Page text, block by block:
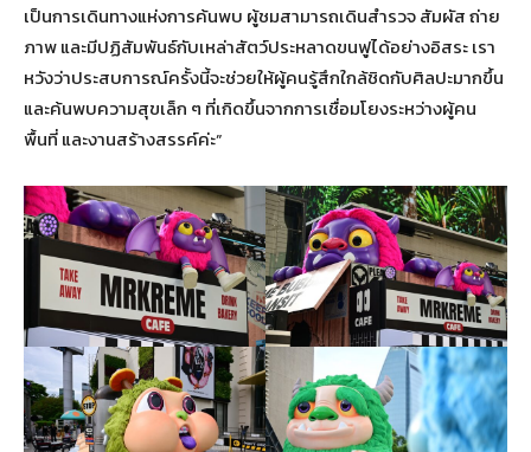
เป็นการเดินทางแห่งการค้นพบ ผู้ชมสามารถเดินสำรวจ สัมผัส ถ่าย
ภาพ และมีปฏิสัมพันธ์กับเหล่าสัตว์ประหลาดขนฟูได้อย่างอิสระ เรา
หวังว่าประสบการณ์ครั้งนี้จะช่วยให้ผู้คนรู้สึกใกล้ชิดกับศิลปะมากขึ้น
และค้นพบความสุขเล็ก ๆ ที่เกิดขึ้นจากการเชื่อมโยงระหว่างผู้คน
พื้นที่ และงานสร้างสรรค์ค่ะ”